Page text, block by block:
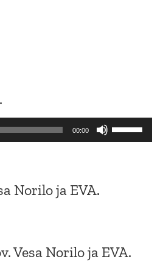
00:00
Use
Up/Down
or
Norilo ja EVA.
Vesa Norilo ja EVA.